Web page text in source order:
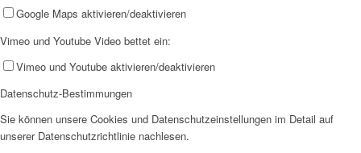
Google Maps aktivieren/deaktivieren
Vimeo und Youtube Video bettet ein:
Vimeo und Youtube aktivieren/deaktivieren
Datenschutz-Bestimmungen
Sie können unsere Cookies und Datenschutzeinstellungen im Detail auf
unserer Datenschutzrichtlinie nachlesen.